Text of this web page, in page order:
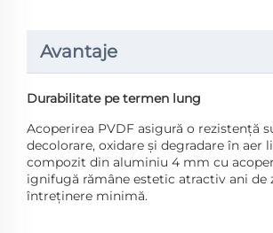
Avantaje
Durabilitate pe termen lung
Acoperirea PVDF asigură o rezistență
decolorare, oxidare și degradare în aer
compozit din aluminiu 4 mm cu
ignifugă rămâne estetic atractiv ani de
întreținere minimă.